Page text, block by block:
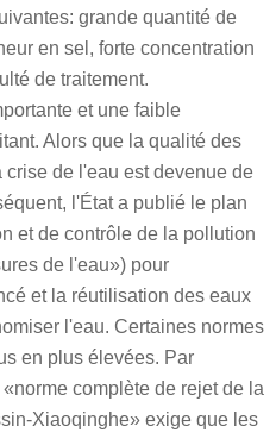
grande quantité de
en sel, forte concentration
de traitement.
et une faible
Alors que la qualité des
de l'eau est devenue de
l'État a publié le plan
et de contrôle de la pollution
de l'eau») pour
et la réutilisation des eaux
l'eau. Certaines normes
en plus élevées. Par
complète de rejet de la
Xiaoqinghe» exige que les